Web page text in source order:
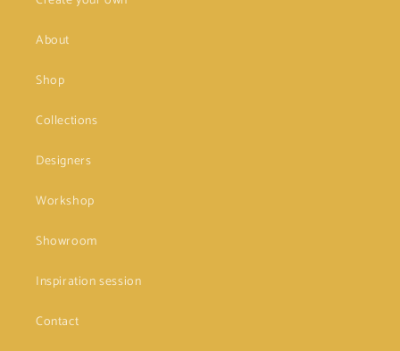
About
Shop
Collections
Designers
Workshop
Showroom
Inspiration session
Contact